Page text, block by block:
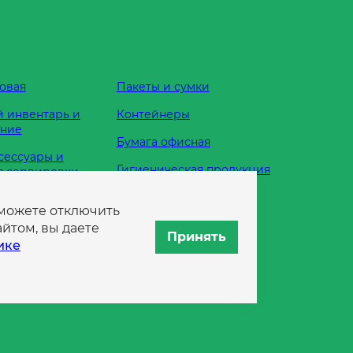
инвентарь и
и
сервировки
Пакеты и сумки
Контейнеры
Бумага офисная
Гигиеническая продукция
отключить
вы даете
Принять